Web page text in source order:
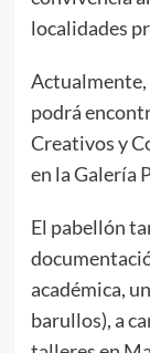
localidades
Actualmente,
podrá
Creativos y
en la Galería
El pabellón
académica,
barullos), a